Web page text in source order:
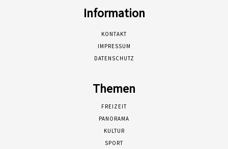
Information
KONTAKT
IMPRESSUM
DATENSCHUTZ
Themen
FREIZEIT
PANORAMA
KULTUR
SPORT